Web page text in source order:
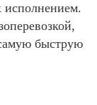
исполнением.
быструю